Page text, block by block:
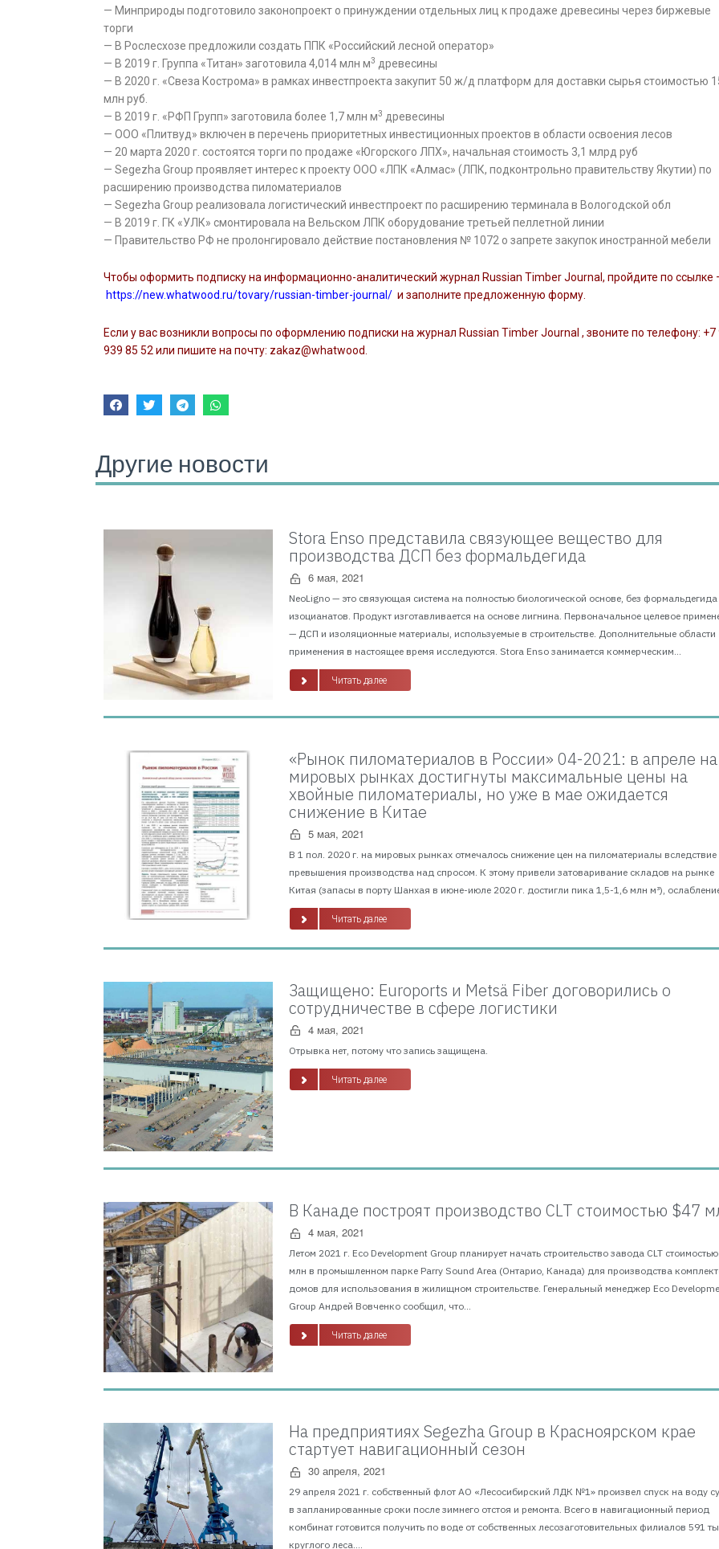
— Минприроды подготовило законопроект о принуждении отдельных лиц к продаже древесины через биржевые
торги
— В Рослесхозе предложили создать ППК «Российский лесной оператор»
— В 2019 г. Группа «Титан» заготовила 4,014 млн м3 древесины
— В 2020 г. «Свеза Кострома» в рамках инвестпроекта закупит 50 ж/д платформ для доставки сырья стоимостью
млн руб.
— В 2019 г. «РФП Групп» заготовила более 1,7 млн м3 древесины
— ООО «Плитвуд» включен в перечень приоритетных инвестиционных проектов в области освоения лесов
— 20 марта 2020 г. состоятся торги по продаже «Югорского ЛПХ», начальная стоимость 3,1 млрд руб
— Segezha Group проявляет интерес к проекту ООО «ЛПК «Алмас» (ЛПК, подконтрольно правительству Якутии) по
расширению производства пиломатериалов
— Segezha Group реализовала логистический инвестпроект по расширению терминала в Вологодской обл
— В 2019 г. ГК «УЛК» смонтировала на Вельском ЛПК оборудование третьей пеллетной линии
— Правительство РФ не пролонгировало действие постановления № 1072 о запрете закупок иностранной мебели
Чтобы оформить подписку на информационно-аналитический журнал Russian Timber Journal, пройдите по ссылке
https://new.whatwood.ru/tovary/russian-timber-journal/ и заполните предложенную форму.
Если у вас возникли вопросы по оформлению подписки на журнал Russian Timber Journal , звоните по телефону: +7
939 85 52 или пишите на почту: zakaz@whatwood.
Другие новости
Stora Enso представила связующее вещество для
производства ДСП без формальдегида
6 мая, 2021
NeoLigno — это связующая система на полностью биологической основе, без
изоцианатов. Продукт изготавливается на основе лигнина. Первоначальное целевое
— ДСП и изоляционные материалы, используемые в строительстве. Дополнительные области
применения в настоящее время исследуются. Stora Enso занимается коммерческим...
Читать далее
«Рынок пиломатериалов в России» 04-2021: в апреле на
мировых рынках достигнуты максимальные цены на
хвойные пиломатериалы, но уже в мае ожидается
снижение в Китае
5 мая, 2021
В 1 пол. 2020 г. на мировых рынках отмечалось снижение цен на пиломатериалы вследствие
превышения производства над спросом. К этому привели затоваривание складов на рынке
Китая (запасы в порту Шанхая в июне-июле 2020 г. достигли пика 1,5-1,6 млн м³),
Читать далее
Защищено: Euroports и Metsä Fiber договорились о
сотрудничестве в сфере логистики
4 мая, 2021
Отрывка нет, потому что запись защищена.
Читать далее
В Канаде построят производство CLT стоимостью $47
4 мая, 2021
Летом 2021 г. Eco Development Group планирует начать строительство завода CLT
млн в промышленном парке Parry Sound Area (Онтарио, Канада) для производства
домов для использования в жилищном строительстве. Генеральный менеджер Eco
Group Андрей Вовченко сообщил, что...
Читать далее
На предприятиях Segezha Group в Красноярском крае
стартует навигационный сезон
30 апреля, 2021
29 апреля 2021 г. собственный флот АО «Лесосибирский ЛДК №1» произвел спуск на воду
в запланированные сроки после зимнего отстоя и ремонта. Всего в навигационный период
комбинат готовится получить по воде от собственных лесозаготовительных филиалов 591
круглого леса....